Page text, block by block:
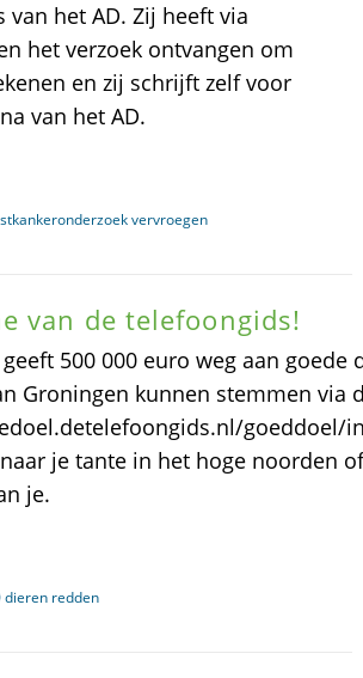
van het AD. Zij heeft via
het verzoek ontvangen om
en zij schrijft zelf voor
van het AD.
vervroegen
van de telefoongids!
500 000 euro weg aan goede
Groningen kunnen stemmen via
goeddoel/
je tante in het hoge noorden
je.
dieren redden